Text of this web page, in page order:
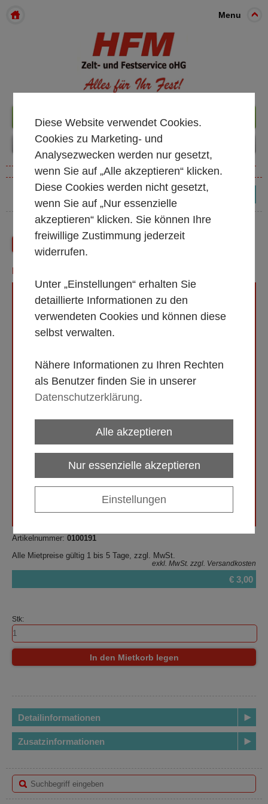
Menu
+49 261 98899933
Shop Startseite
ISOLIER- PUMPKANNE CA. 2,2L
Artikelnummer: 0100191
Alle Mietpreise gültig 1 bis 5 Tage, zzgl. MwSt.
exkl. MwSt. zzgl. Versandkosten
€ 3,00
Stk:
In den Mietkorb legen
Detailinformationen
Zusatzinformationen
Diese Website verwendet Cookies.
Cookies zu Marketing- und
Analysezwecken werden nur gesetzt,
wenn Sie auf „Alle akzeptieren“ klicken.
Diese Cookies werden nicht gesetzt,
wenn Sie auf „Nur essenzielle
akzeptieren“ klicken. Sie können Ihre
freiwillige Zustimmung jederzeit
widerrufen.
Unter „Einstellungen“ erhalten Sie
detaillierte Informationen zu den
verwendeten Cookies und können diese
selbst verwalten.
Nähere Informationen zu Ihren Rechten
als Benutzer finden Sie in unserer
Datenschutzerklärung.
Alle akzeptieren
Nur essenzielle akzeptieren
Einstellungen